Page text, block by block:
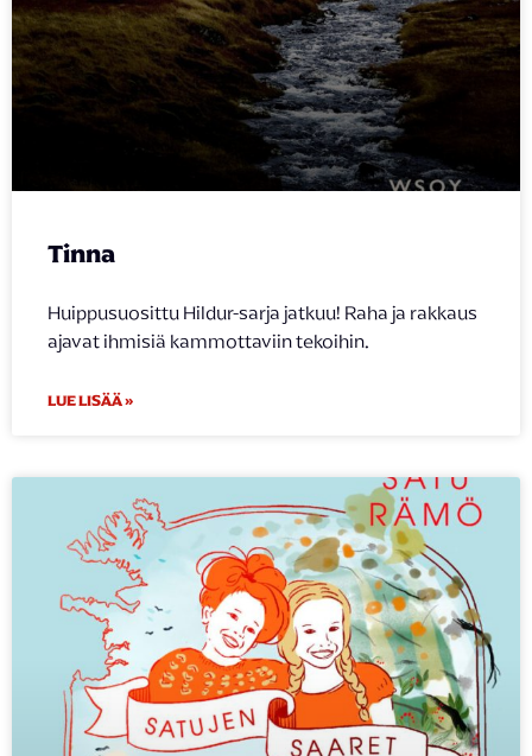
Tinna
Huippusuosittu Hildur-sarja jatkuu! Raha ja rakkaus
ajavat ihmisiä kammottaviin tekoihin.
LUE LISÄÄ »